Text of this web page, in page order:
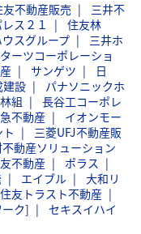
友不動産販売
三井不
ス２１
住友林
スグループ
三井ホ
ーツコーポレーショ
サンゲツ
日
建設
パナソニックホ
組
長谷工コーポレ
不動産
イオンモー
三菱UFJ不動産販
動産ソリューション
不動産
ポラス
エイブル
大和リ
友トラスト不動産
ク]
セキスイハイ